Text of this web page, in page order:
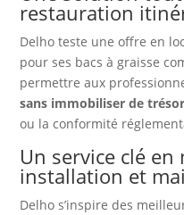
restauration
Delho teste une offre en
pour ses bacs à graisse
permettre aux
sans immobiliser de
ou la conformité
Un service clé
installation et
Delho s’inspire des